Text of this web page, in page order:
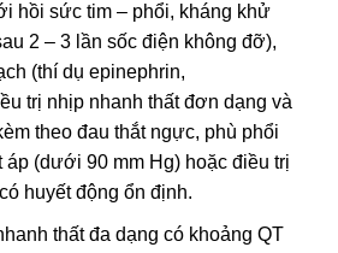
hồi sức tim – phổi, kháng khử
2 – 3 lần sốc điện không đỡ),
(thí dụ epinephrin,
trị nhịp nhanh thất đơn dạng và
theo đau thắt ngực, phù phổi
áp (dưới 90 mm Hg) hoặc điều trị
huyết động ổn định.
thất đa dạng có khoảng QT